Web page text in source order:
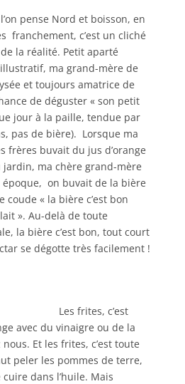
pense Nord et boisson, en
franchement, c’est un cliché
la réalité. Petit aparté
ma grand-mère de
et toujours amatrice de
de déguster « son petit
jour à la paille, tendue par
pas de bière). Lorsque ma
frères buvait du jus d’orange
jardin, ma chère grand-mère
époque, on buvait de la bière
coude « la bière c’est bon
». Au-delà de toute
la bière c’est bon, tout court
se dégotte très facilement !
Les frites, c’est
avec du vinaigre ou de la
Et les frites, c’est toute
peler les pommes de terre,
dans l’huile. Mais